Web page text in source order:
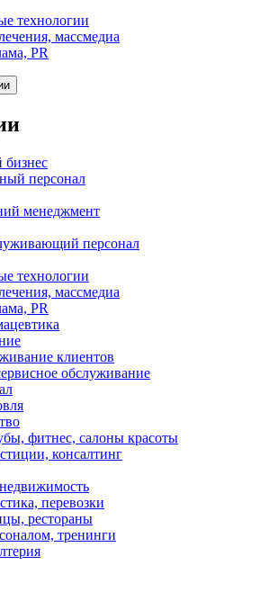
технологии
массмедиа
PR
персонал
менеджмент
персонал
технологии
массмедиа
PR
клиентов
обслуживание
фитнес, салоны красоты
консалтинг
перевозки
рестораны
тренинги